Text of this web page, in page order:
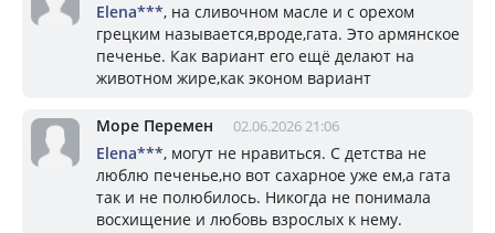
Elena***, на сливочном масле и с орехом
грецким называется,вроде,гата. Это армянское
печенье. Как вариант его ещё делают на
животном жире,как эконом вариант
Море Перемен 02.06.2026 21:06
Elena***, могут не нравиться. С детства не
люблю печенье,но вот сахарное уже ем,а гата
так и не полюбилось. Никогда не понимала
восхищение и любовь взрослых к нему.